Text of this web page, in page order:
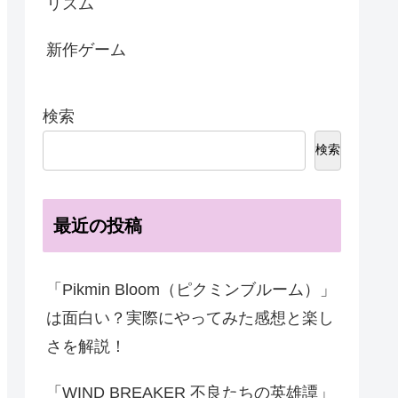
リズム
新作ゲーム
検索
検索
最近の投稿
「Pikmin Bloom（ピクミンブルーム）」
は面白い？実際にやってみた感想と楽し
さを解説！
「WIND BREAKER 不良たちの英雄譚」